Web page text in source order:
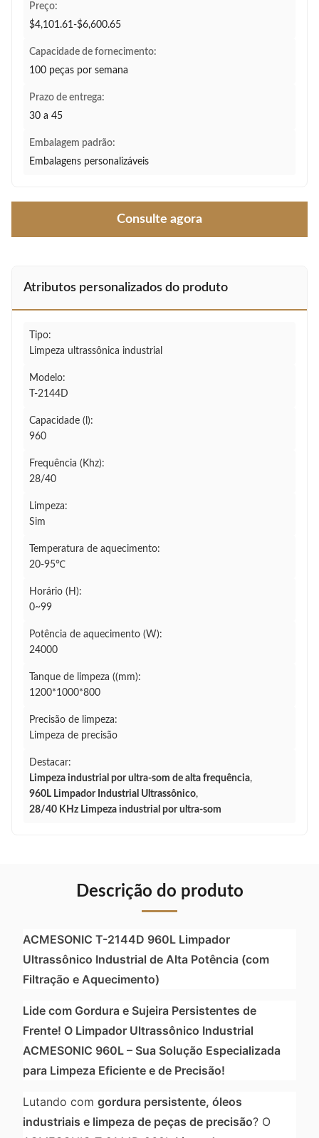
Preço:
$4,101.61-$6,600.65
Capacidade de fornecimento:
100 peças por semana
Prazo de entrega:
30 a 45
Embalagem padrão:
Embalagens personalizáveis
Consulte agora
Atributos personalizados do produto
Tipo:
Limpeza ultrassônica industrial
Modelo:
T-2144D
Capacidade (l):
960
Frequência (Khz):
28/40
Limpeza:
Sim
Temperatura de aquecimento:
20-95℃
Horário (H):
0~99
Potência de aquecimento (W):
24000
Tanque de limpeza ((mm):
1200*1000*800
Precisão de limpeza:
Limpeza de precisão
Destacar:
Limpeza industrial por ultra-som de alta frequência,
960L Limpador Industrial Ultrassônico,
28/40 KHz Limpeza industrial por ultra-som
Descrição do produto
ACMESONIC T-2144D 960L Limpador
Ultrassônico Industrial de Alta Potência (com
Filtração e Aquecimento)
Lide com Gordura e Sujeira Persistentes de
Frente! O Limpador Ultrassônico Industrial
ACMESONIC 960L – Sua Solução Especializada
para Limpeza Eficiente e de Precisão!
Lutando com gordura persistente, óleos
industriais e limpeza de peças de precisão? O